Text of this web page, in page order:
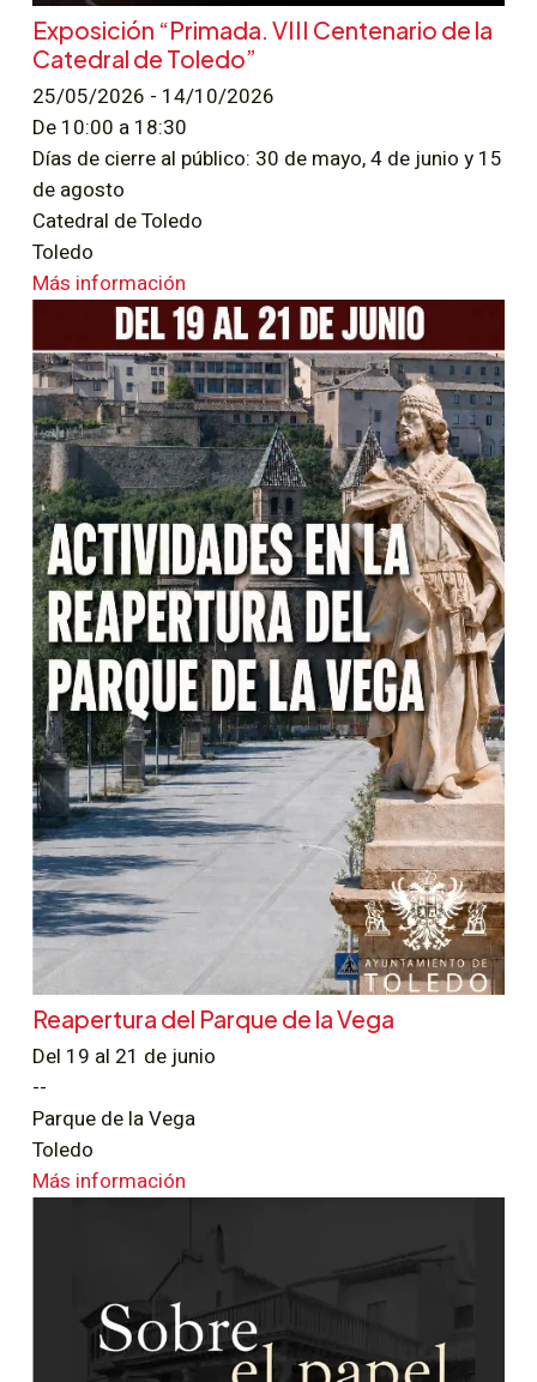
Exposición “Primada. VIII Centenario de la
Catedral de Toledo”
25/05/2026 - 14/10/2026
De 10:00 a 18:30
Días de cierre al público: 30 de mayo, 4 de junio y 15
de agosto
Catedral de Toledo
Toledo
Más información
Reapertura del Parque de la Vega
Del 19 al 21 de junio
--
Parque de la Vega
Toledo
Más información